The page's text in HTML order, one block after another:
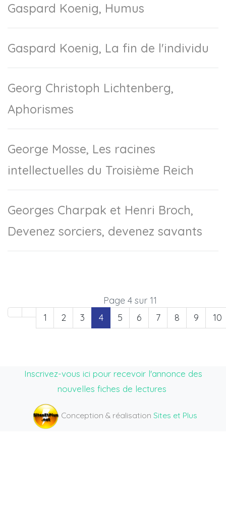
Gaspard Koenig, Humus
Gaspard Koenig, La fin de l'individu
Georg Christoph Lichtenberg,
Aphorismes
George Mosse, Les racines
intellectuelles du Troisième Reich
Georges Charpak et Henri Broch,
Devenez sorciers, devenez savants
1 2 3 4 5 6 7 8 9 10
Page 4 sur 11
Inscrivez-vous ici pour recevoir l'annonce des
nouvelles fiches de lectures
Conception & réalisation Sites et Plus